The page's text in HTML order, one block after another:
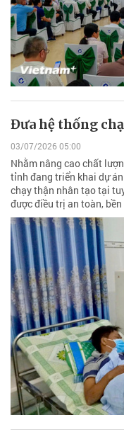
Đưa hệ thống
03/07/2026 05:00
Nhằm nâng cao chất
tỉnh đang triển khai dự
chạy thận nhân tạo tại
được điều trị an toàn,